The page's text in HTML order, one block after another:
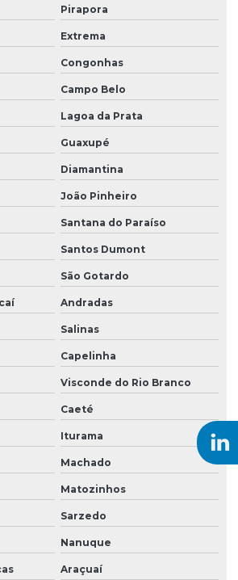
confirmatória
subterrâneas
contaminadas
mista
percussão
solos
ambiental
Pirapora
Extrema
Congonhas
Campo Belo
Lagoa da Prata
Guaxupé
Diamantina
João Pinheiro
Santana do Paraíso
Santos Dumont
São Gotardo
Andradas
Salinas
Capelinha
Visconde do Rio Branco
Caeté
Iturama
Machado
Matozinhos
Sarzedo
Nanuque
Araçuaí